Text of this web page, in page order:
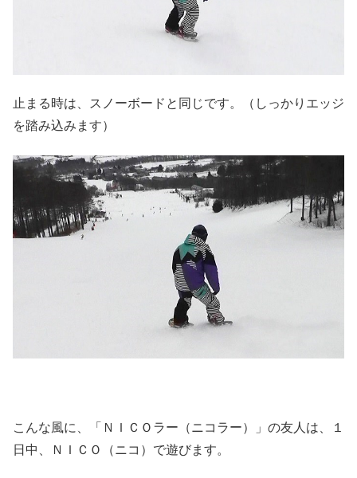
止まる時は、スノーボードと同じです。（しっかりエッジ
を踏み込みます）
こんな風に、「ＮＩＣＯラー（ニコラー）」の友人は、１
日中、ＮＩＣＯ（ニコ）で遊びます。